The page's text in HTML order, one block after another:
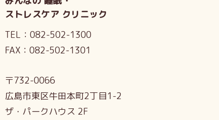
ストレスケア クリニック
TEL： 082-502-1300
FAX： 082-502-1301
〒732-0066
広島市東区牛田本町2丁目1-2
ザ・パークハウス 2F